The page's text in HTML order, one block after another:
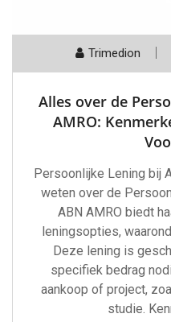
Trimedion
Alles over de
AMRO:
Persoonlijke Lening bij
weten over de
ABN AMRO biedt
leningsopties,
Deze lening is
specifiek bedrag
aankoop of project,
studie.